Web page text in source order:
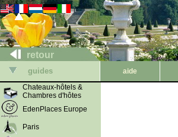
retour
guides aide
Chateaux-hôtels &
Chambres d'hôtes
EdenPlaces Europe
Paris